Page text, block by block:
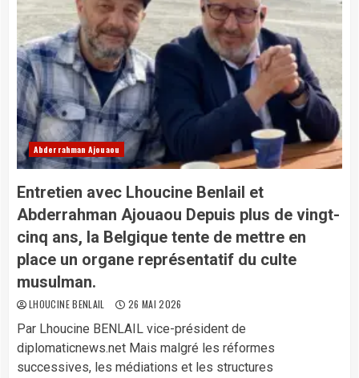
Abderrahman Ajouaou
Entretien avec Lhoucine Benlail et
Abderrahman Ajouaou Depuis plus de vingt-
cinq ans, la Belgique tente de mettre en
place un organe représentatif du culte
musulman.
LHOUCINE BENLAIL 26 MAI 2026
Par Lhoucine BENLAIL vice-président de
diplomaticnews.net Mais malgré les réformes
successives, les médiations et les structures